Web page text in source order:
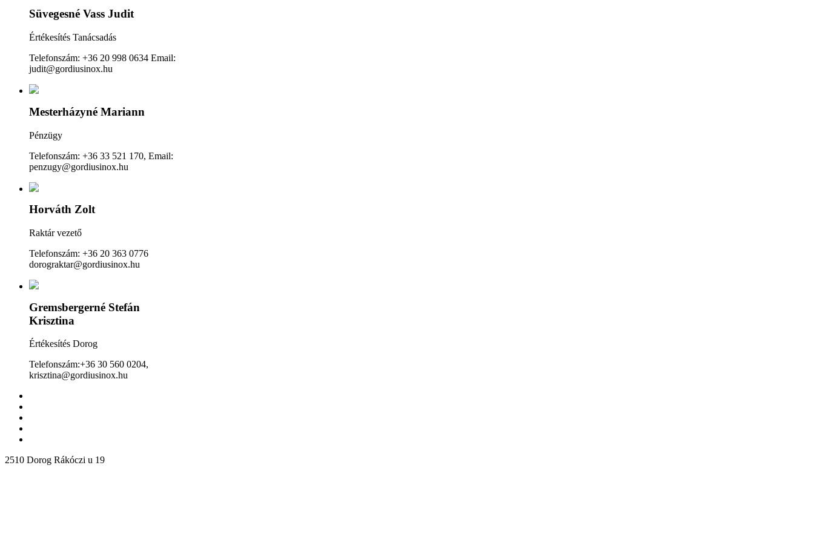
Süvegesné Vass Judit
Értékesítés Tanácsadás
Telefonszám: +36 20 998 0634 Email:
judit@gordiusinox.hu
Mesterházyné Mariann
Pénzügy
Telefonszám: +36 33 521 170, Email:
penzugy@gordiusinox.hu
Horváth Zolt
Raktár vezető
Telefonszám: +36 20 363 0776
dorograktar@gordiusinox.hu
Gremsbergerné Stefán
Krisztina
Értékesítés Dorog
Telefonszám:+36 30 560 0204,
krisztina@gordiusinox.hu
2510 Dorog Rákóczi u 19